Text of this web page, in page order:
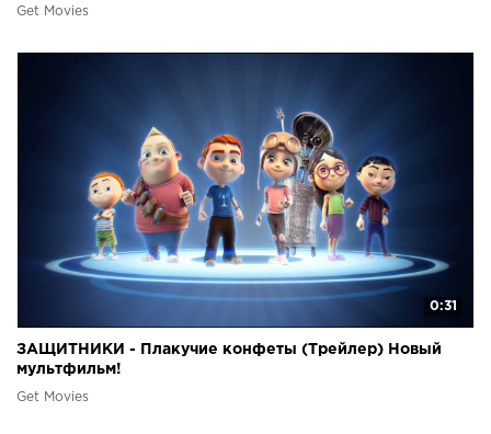
Get Movies
0:31
ЗАЩИТНИКИ - Плакучие конфеты (Трейлер) Новый
мультфильм!
Get Movies